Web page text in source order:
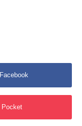
Facebook
Pocket